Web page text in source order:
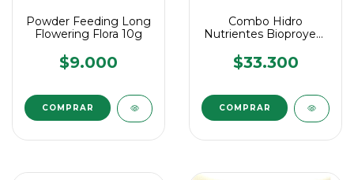
Powder Feeding Long
Flowering Flora 10g
$9.000
Combo Hidro
Nutrientes Bioproyect
$33.300